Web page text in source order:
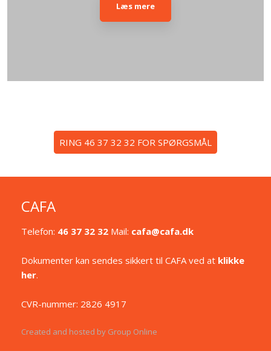
Læs mere​
​RING 46 37 32 32 FOR SPØRGSMÅL
CAFA
Telefon: 46 37 32 32Mail: cafa@cafa.dk
Dokumenter kan sendes sikkert til CAFA ved at klikke
her.
CVR-nummer: 2826 4917
Created and hosted by Group Online